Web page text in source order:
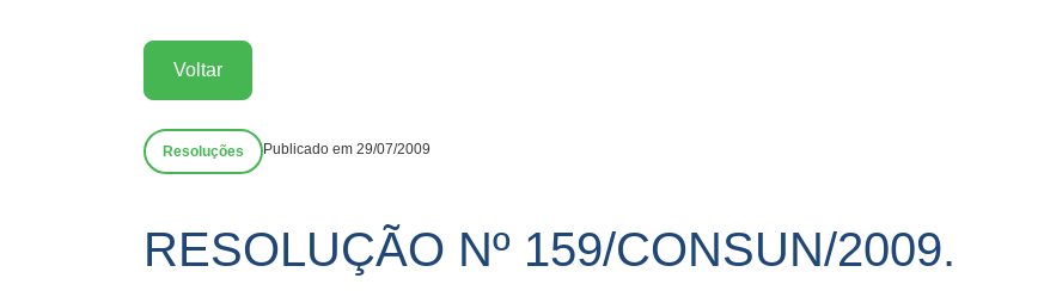
Voltar
Resoluções Publicado em 29/07/2009
RESOLUÇÃO Nº 159/CONSUN/2009.